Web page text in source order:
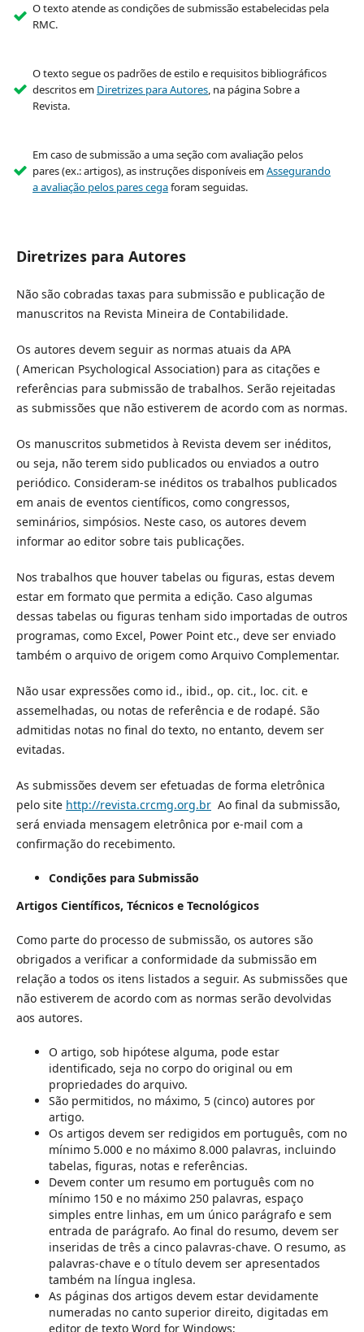
O texto atende as condições de submissão estabelecidas pela
RMC.
O texto segue os padrões de estilo e requisitos bibliográficos
descritos em Diretrizes para Autores, na página Sobre a
Revista.
Em caso de submissão a uma seção com avaliação pelos
pares (ex.: artigos), as instruções disponíveis emAssegurando
a avaliação pelos pares cegaforam seguidas.
Diretrizes para Autores
Não são cobradas taxas para submissão e publicação de
manuscritos na Revista Mineira de Contabilidade.
Os autores devem seguir as normas atuais da APA
( American Psychological Association) para as citações e
referências para submissão de trabalhos. Serão rejeitadas
as submissões que não estiverem de acordo com as normas.
Os manuscritos submetidos à Revista devem ser inéditos,
ou seja, não terem sido publicados ou enviados a outro
periódico. Consideram-se inéditos os trabalhos publicados
em anais de eventos científicos, como congressos,
seminários, simpósios. Neste caso, os autores devem
informar ao editor sobre tais publicações.
Nos trabalhos que houver tabelas ou figuras, estas devem
estar em formato que permita a edição. Caso algumas
dessas tabelas ou figuras tenham sido importadas de outros
programas, como Excel, Power Point etc., deve ser enviado
também o arquivo de origem como Arquivo Complementar.
Não usar expressões como id., ibid., op. cit., loc. cit. e
assemelhadas, ou notas de referência e de rodapé. São
admitidas notas no final do texto, no entanto, devem ser
evitadas.
As submissões devem ser efetuadas de forma eletrônica
pelo site http://revista.crcmg.org.brAo final da submissão,
será enviada mensagem eletrônica por e-mail com a
confirmação do recebimento.
Condições para Submissão
Artigos Científicos, Técnicos e Tecnológicos
Como parte do processo de submissão, os autores são
obrigados a verificar a conformidade da submissão em
relação a todos os itens listados a seguir. As submissões que
não estiverem de acordo com as normas serão devolvidas
aos autores.
O artigo, sob hipótese alguma, pode estar
identificado, seja no corpo do original ou em
propriedades do arquivo.
São permitidos, no máximo, 5 (cinco) autores por
artigo.
Os artigos devem ser redigidos em português, com no
mínimo 5.000 e no máximo 8.000 palavras, incluindo
tabelas, figuras, notas e referências.
Devem conter um resumo em português com no
mínimo 150 e no máximo 250 palavras, espaço
simples entre linhas, em um único parágrafo e sem
entrada de parágrafo. Ao final do resumo, devem ser
inseridas de três a cinco palavras-chave. O resumo, as
palavras-chave e o título devem ser apresentados
também na língua inglesa.
As páginas dos artigos devem estar devidamente
numeradas no canto superior direito, digitadas em
editor de texto Word for Windows;